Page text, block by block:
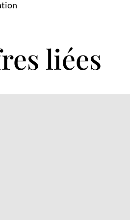
liées
famille ! – Session babykart et Visite du